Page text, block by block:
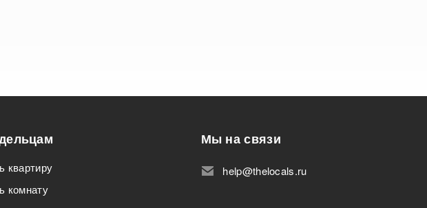
квартиру
комнату
Мы на связи
help@thelocals.ru